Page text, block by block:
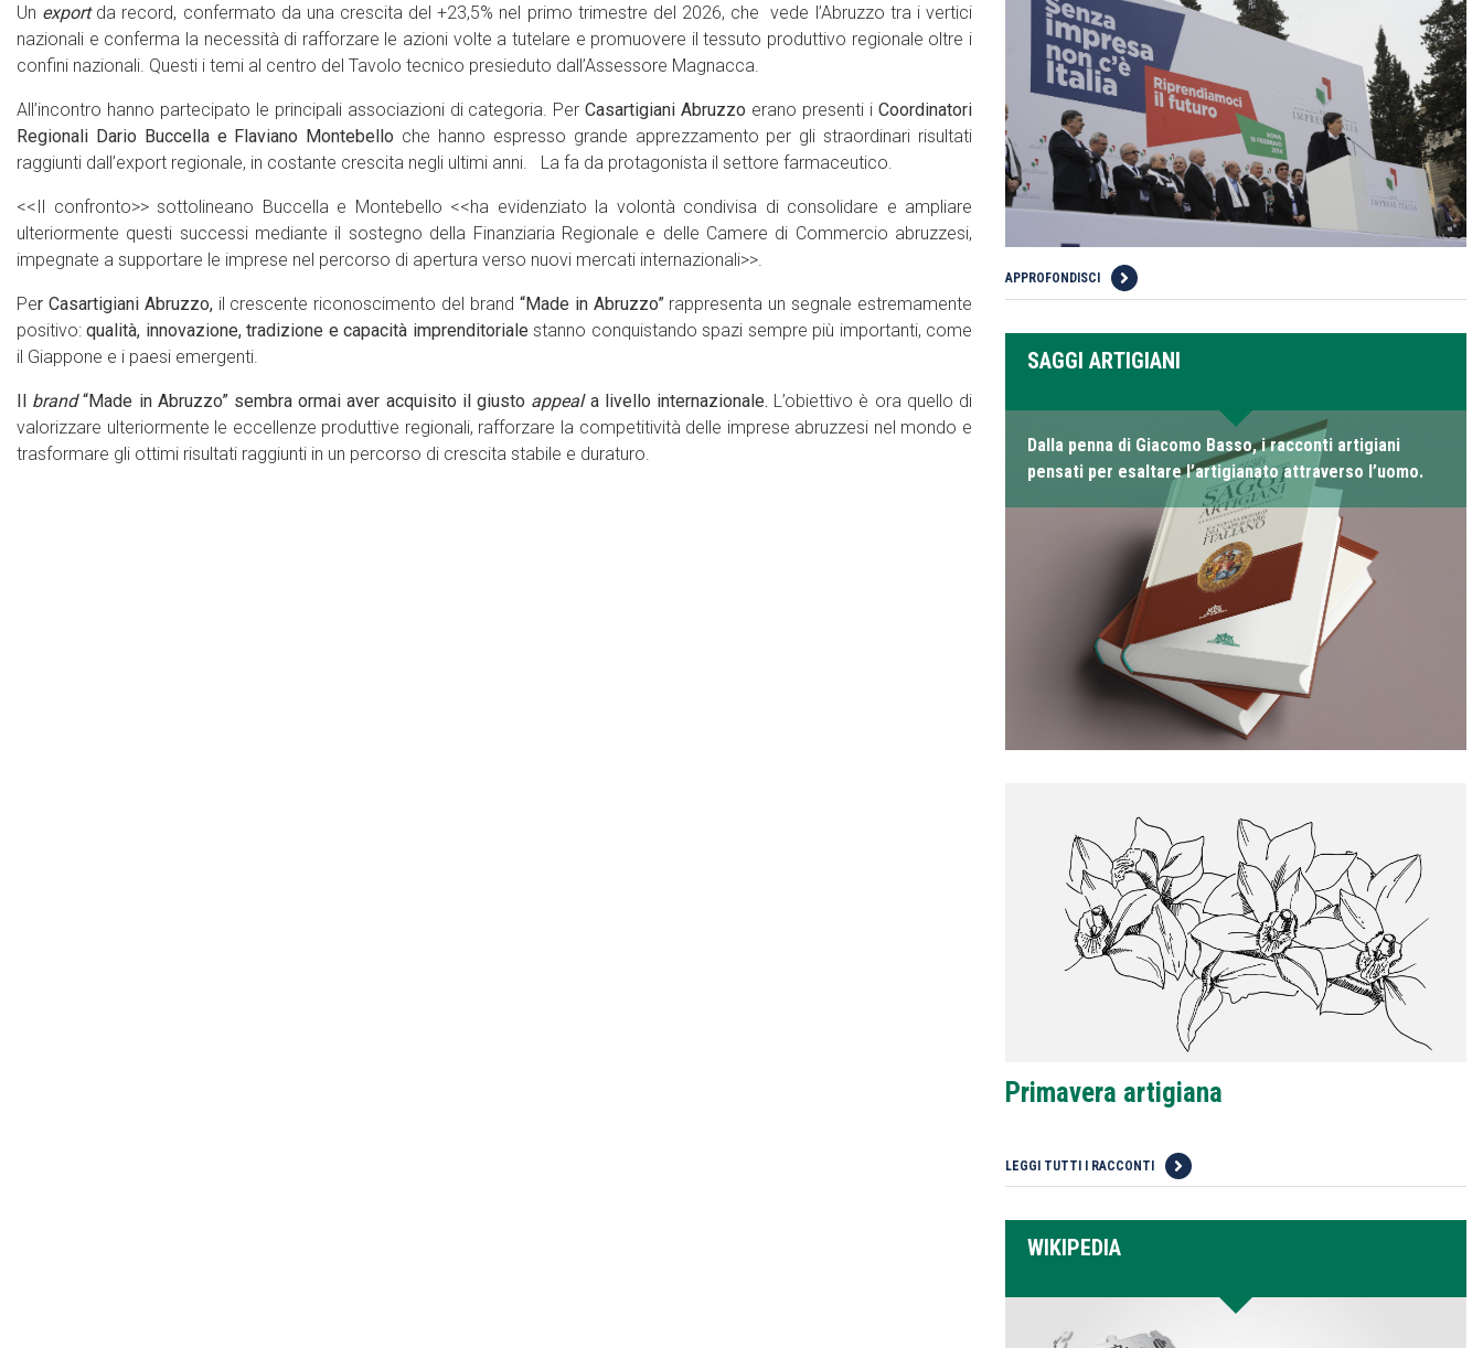
Un exportda record, confermato da una crescita del +23,5% nel primo trimestre del 2026, che vede l’Abruzzo tra i vertici
nazionali e conferma la necessità di rafforzare le azioni volte a tutelare e promuovere il tessuto produttivo regionale oltre i
confini nazionali. Questi i temi al centro del Tavolo tecnico presieduto dall’Assessore Magnacca.
All’incontro hanno partecipato le principali associazioni di categoria. PerCasartigiani Abruzzo erano presenti iCoordinatori
Regionali Dario Buccella e Flaviano Montebello che hanno espresso grande apprezzamento per gli straordinari risultati
raggiunti dall’export regionale, in costante crescita negli ultimi anni. La fa da protagonista il settore farmaceutico.
<<Il confronto>> sottolineano Buccella e Montebello <<ha evidenziato la volontà condivisa di consolidare e ampliare
ulteriormente questi successi mediante il sostegno della Finanziaria Regionale e delle Camere di Commercio abruzzesi,
impegnate a supportare le imprese nel percorso di apertura verso nuovi mercati internazionali>>.
Per Casartigiani Abruzzo, il crescente riconoscimento del brand “Made in Abruzzo”rappresenta un segnale estremamente
positivo:qualità, innovazione, tradizione e capacità imprenditoriale stanno conquistando spazi sempre più importanti, come
il Giappone e i paesi emergenti.
Il brand“Made in Abruzzo” sembra ormai aver acquisito il giusto appeala livello internazionale. L’obiettivo è ora quello di
valorizzare ulteriormente le eccellenze produttive regionali, rafforzare la competitività delle imprese abruzzesi nel mondo e
trasformare gli ottimi risultati raggiunti in un percorso di crescita stabile e duraturo.
APPROFONDISCI
SAGGI ARTIGIANI
Dalla penna di Giacomo Basso, i racconti artigiani
pensati per esaltare l’artigianato attraverso l’uomo.
Primavera artigiana
LEGGI TUTTI I RACCONTI
WIKIPEDIA